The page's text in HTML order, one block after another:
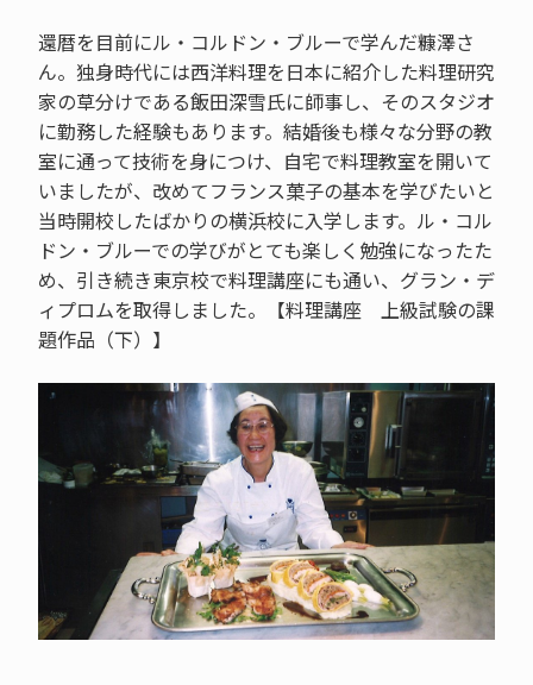
還暦を目前にル・コルドン・ブルーで学んだ糠澤さ
ん。独身時代には西洋料理を日本に紹介した料理研究
家の草分けである飯田深雪氏に師事し、そのスタジオ
に勤務した経験もあります。結婚後も様々な分野の教
室に通って技術を身につけ、自宅で料理教室を開いて
いましたが、改めてフランス菓子の基本を学びたいと
当時開校したばかりの横浜校に入学します。ル・コル
ドン・ブルーでの学びがとても楽しく勉強になったた
め、引き続き東京校で料理講座にも通い、グラン・デ
ィプロムを取得しました。【料理講座 上級試験の課
題作品（下）】